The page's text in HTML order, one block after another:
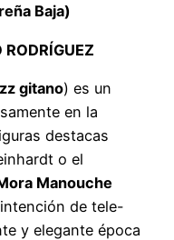
Baja)
gitano) es un
en la
destacas
o el
Manouche
de tele-
y elegante época